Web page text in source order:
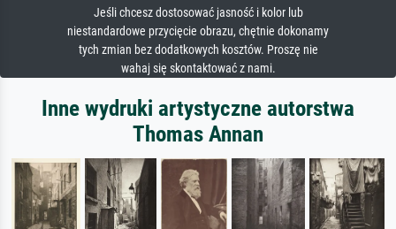
Jeśli chcesz dostosować jasność i kolor lub
niestandardowe przycięcie obrazu, chętnie dokonamy
tych zmian bez dodatkowych kosztów. Proszę nie
wahaj się skontaktować z nami.
Inne wydruki artystyczne autorstwa
Thomas Annan